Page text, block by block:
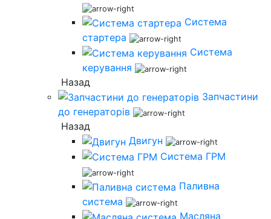
Система
стартера
Система
керування
Назад
Запчастини
до генераторів
Назад
Двигун
Система ГРМ
Паливна
система
Масляна